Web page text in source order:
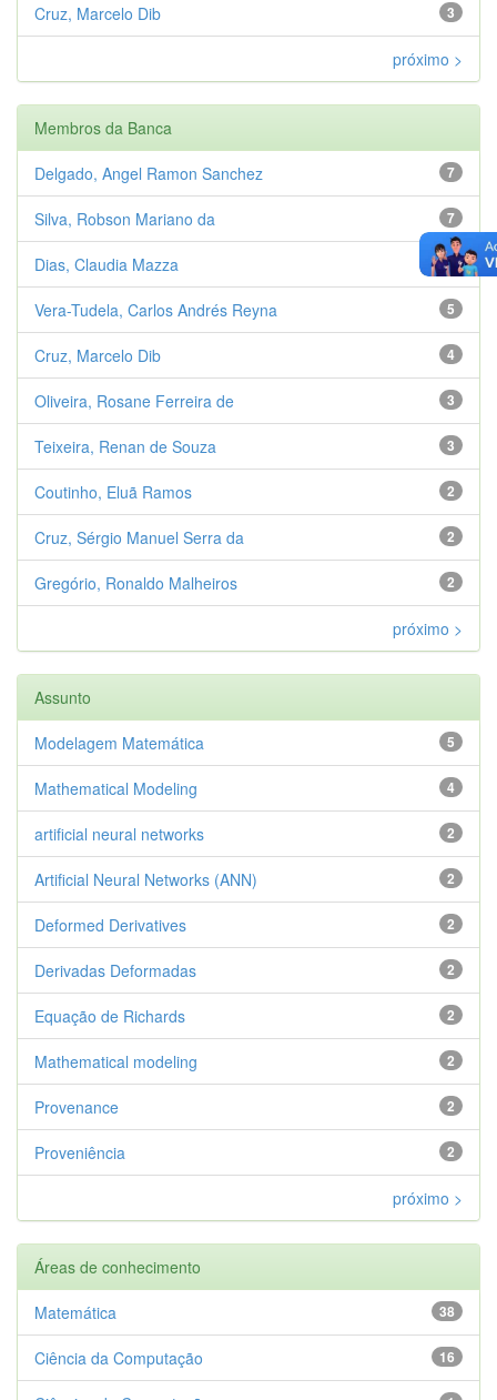
3
Cruz, Marcelo Dib
próximo >
Membros da Banca
7
Delgado, Angel Ramon Sanchez
7
Silva, Robson Mariano da
5
Dias, Claudia Mazza
5
Vera-Tudela, Carlos Andrés Reyna
4
Cruz, Marcelo Dib
3
Oliveira, Rosane Ferreira de
3
Teixeira, Renan de Souza
2
Coutinho, Eluã Ramos
2
Cruz, Sérgio Manuel Serra da
2
Gregório, Ronaldo Malheiros
próximo >
Assunto
5
Modelagem Matemática
4
Mathematical Modeling
2
artificial neural networks
2
Artificial Neural Networks (ANN)
2
Deformed Derivatives
2
Derivadas Deformadas
2
Equação de Richards
2
Mathematical modeling
2
Provenance
2
Proveniência
próximo >
Áreas de conhecimento
38
Matemática
16
Ciência da Computação